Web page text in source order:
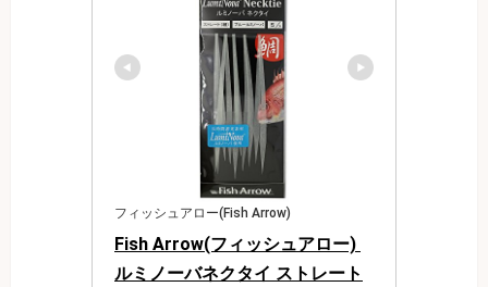
フィッシュアロー(Fish Arrow)
Fish Arrow(フィッシュアロー)
ルミノーバネクタイ ストレート